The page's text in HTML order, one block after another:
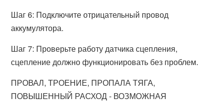
Шаг 6: Подключите отрицательный провод
аккумулятора.
Шаг 7: Проверьте работу датчика сцепления,
сцепление должно функционировать без проблем.
ПРОВАЛ, ТРОЕНИЕ, ПРОПАЛА ТЯГА,
ПОВЫШЕННЫЙ РАСХОД - ВОЗМОЖНАЯ